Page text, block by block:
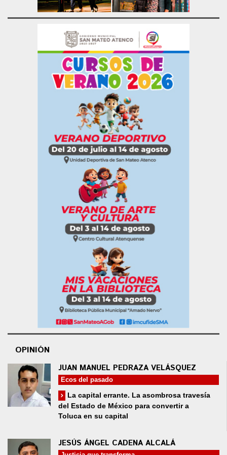
OPINIÓN
JUAN MANUEL PEDRAZA VELÁSQUEZ
Ecos del pasado
La capital errante. La asombrosa travesía
del Estado de México para convertir a
Toluca en su capital
JESÚS ÁNGEL CADENA ALCALÁ